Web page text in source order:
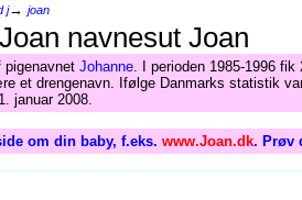
j→ joan
Joan
Johanne. I perioden 1985-1996 fik
et drengenavn. Ifølge Danmarks statistik
januar 2008.
om din baby, f.eks. www.Joan.dk. Prøv